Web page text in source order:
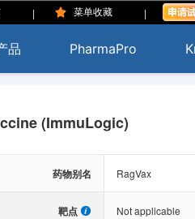
| 菜单收藏 |
品 PharmaPro
(ImmuLogic)
药物别名 RagVax
靶点 Not applicable